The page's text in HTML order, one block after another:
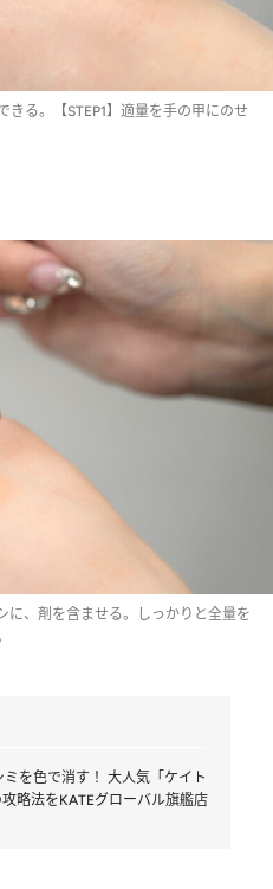
きる。【STEP1】適量を手の甲にのせ
に、剤を含ませる。しっかりと全量を
ミを色で消す！ 大人気「ケイト
略法をKATEグローバル旗艦店